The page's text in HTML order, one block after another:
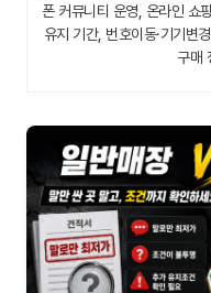
폰 커뮤니티 운영, 온라인 쇼
유지 기간, 번호이동·기기변
구매